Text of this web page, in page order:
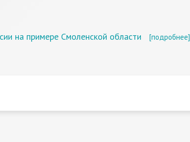
на примере Смоленской области [подробнее]